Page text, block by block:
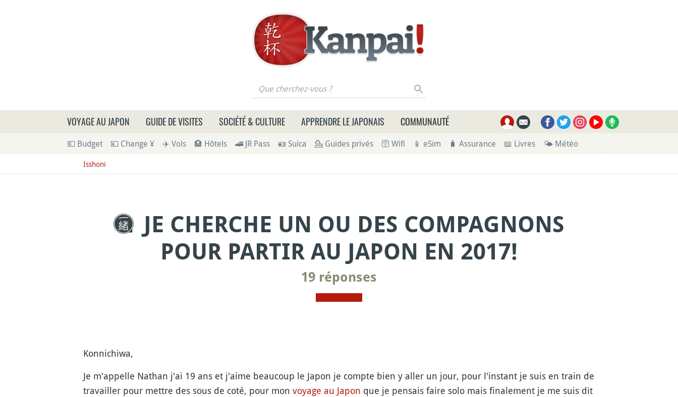
Que cherchez-vous ?
VOYAGE AU JAPON GUIDE DE VISITES SOCIÉTÉ & CULTURE APPRENDRE LE JAPONAIS COMMUNAUTÉ
💶 Budget 💴 Change ¥ ✈️ Vols 🏨 Hôtels 🚄 JR Pass 🪪 Suica 💁 Guides privés 🛜 Wifi 📱 eSim 🧳 Assurance 📖 Livres 🌤 Météo
Isshoni
JE CHERCHE UN OU DES COMPAGNONS
POUR PARTIR AU JAPON EN 2017!
19 réponses
Konnichiwa,
Je m'appelle Nathan j'ai 19 ans et j'aime beaucoup le Japon je compte bien y aller un jour, pour l'instant je suis en train de
travailler pour mettre des sous de coté, pour mon voyage au Japon que je pensais faire solo mais finalement je me suis dit